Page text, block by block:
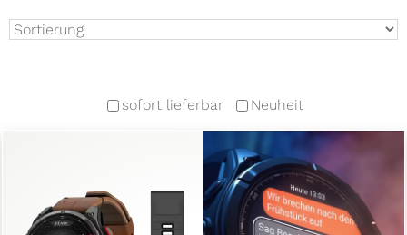
sofort lieferbar Neuheit